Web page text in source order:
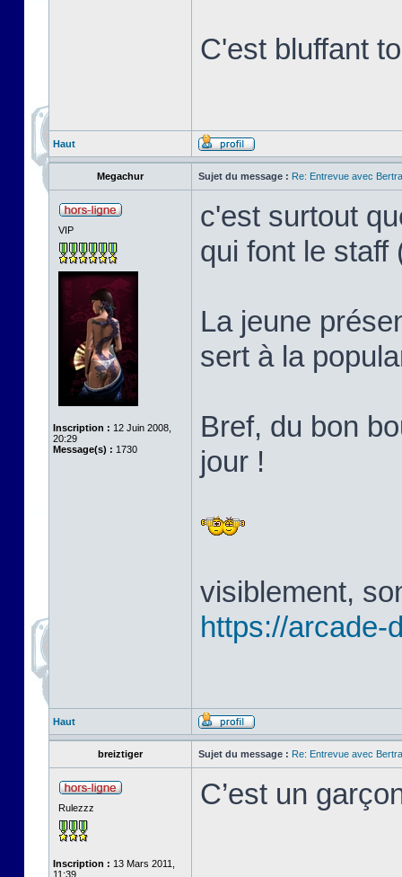
C'est bluffant
Haut
Megachur Sujet du message : Re: Entrevue avec
VIP
Inscription : 12 Juin 2008,
20:29
Message(s) : 1730
c'est surtout
qui font le staff
La jeune
sert à la
Bref, du bon
jour !
visiblement,
https://arcade-
Haut
breiztiger Sujet du message : Re: Entrevue avec
Rulezzz
Inscription : 13 Mars 2011,
11:39
C’est un